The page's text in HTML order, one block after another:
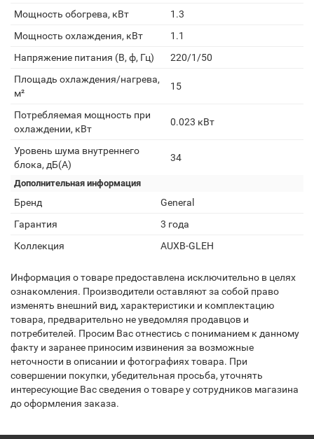
Мощность обогрева, кВт
1.3
Мощность охлаждения, кВт
1.1
Напряжение питания (В, ф, Гц)
220/1/50
Площадь охлаждения/нагрева,
м²
15
Потребляемая мощность при
охлаждении, кВт
0.023 кВт
Уровень шума внутреннего
блока, дБ(А)
34
Дополнительная информация
Бренд
General
Гарантия
3 года
Коллекция
AUXB-GLEH
Информация о товаре предоставлена исключительно в целях
ознакомления. Производители оставляют за собой право
изменять внешний вид, характеристики и комплектацию
товара, предварительно не уведомляя продавцов и
потребителей. Просим Вас отнестись с пониманием к данному
факту и заранее приносим извинения за возможные
неточности в описании и фотографиях товара. При
совершении покупки, убедительная просьба, уточнять
интересующие Вас сведения о товаре у сотрудников магазина
до оформления заказа.